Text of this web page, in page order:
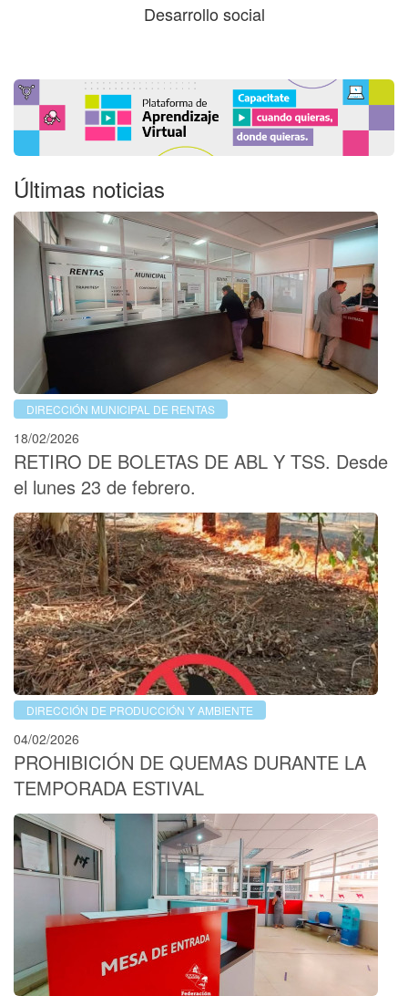
Desarrollo social
Últimas noticias
DIRECCIÓN MUNICIPAL DE RENTAS
18/02/2026
RETIRO DE BOLETAS DE ABL Y TSS. Desde
el lunes 23 de febrero.
DIRECCIÓN DE PRODUCCIÓN Y AMBIENTE
04/02/2026
PROHIBICIÓN DE QUEMAS DURANTE LA
TEMPORADA ESTIVAL